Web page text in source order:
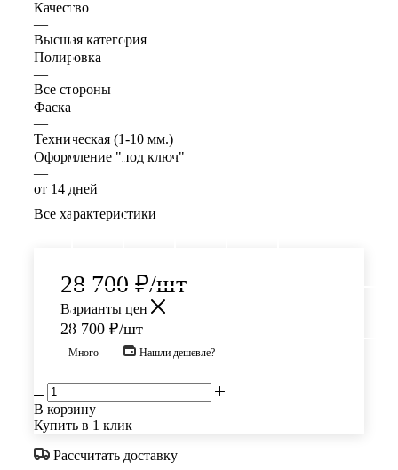
Качество
—
Высшая категория
Полировка
—
Все стороны
Фаска
—
Техническая (1-10 мм.)
Оформление "под ключ"
—
от 14 дней
Все характеристики
28 700 ₽/шт
Варианты цен
28 700 ₽/шт
Много Нашли дешевле?
В корзину
Купить в 1 клик
Рассчитать доставку